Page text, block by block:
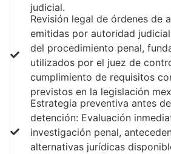
judicial.
Revisión legal de órdenes de
emitidas por autoridad
del procedimiento penal,
utilizados por el juez de
cumplimiento de requisitos
previstos en la legislación
Estrategia preventiva antes
detención: Evaluación
investigación penal,
alternativas jurídicas